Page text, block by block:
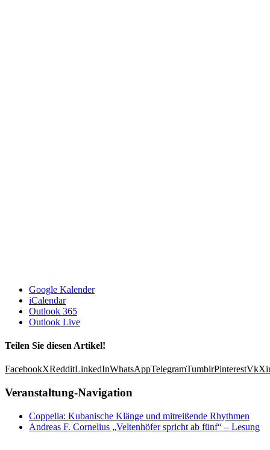
Google Kalender
iCalendar
Outlook 365
Outlook Live
Teilen Sie diesen Artikel!
FacebookXRedditLinkedInWhatsAppTelegramTumblrPinterestVk
Veranstaltung-Navigation
Coppelia: Kubanische Klänge und mitreißende Rhythmen
Andreas F. Cornelius „Veltenhöfer spricht ab fünf“ – Lesung